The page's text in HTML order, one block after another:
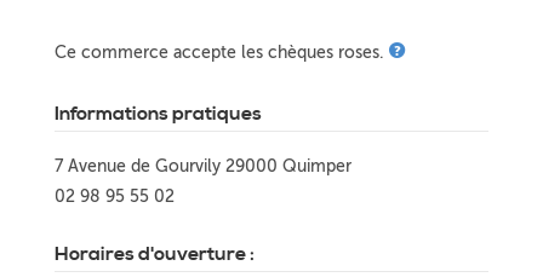
Ce commerce accepte les chèques roses.
Informations pratiques
7 Avenue de Gourvily 29000 Quimper
02 98 95 55 02
Horaires d'ouverture :